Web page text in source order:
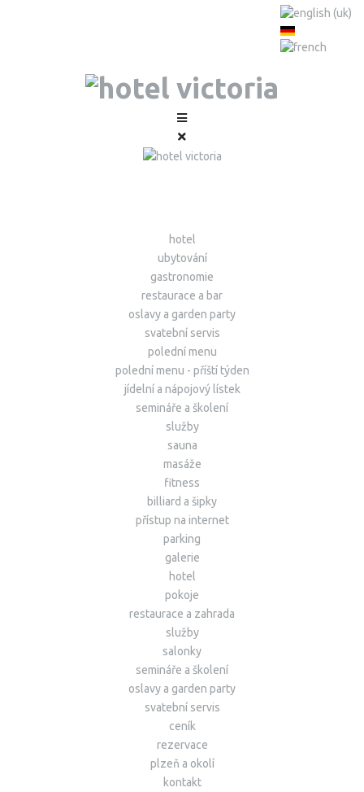
hotel
ubytování
gastronomie
restaurace a bar
oslavy a garden party
svatební servis
polední menu
polední menu - příští týden
jídelní a nápojový lístek
semináře a školení
služby
sauna
masáže
fitness
billiard a šipky
přístup na internet
parking
galerie
hotel
pokoje
restaurace a zahrada
služby
salonky
semináře a školení
oslavy a garden party
svatební servis
ceník
rezervace
plzeň a okolí
kontakt